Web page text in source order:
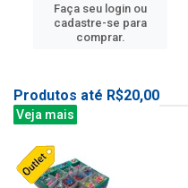
Faça seu login ou
cadastre-se para
comprar.
Produtos até R$20,00
Veja mais